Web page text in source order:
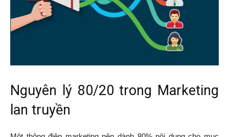
Nguyên lý 80/20 trong Marketing
lan truyền